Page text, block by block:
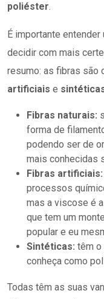
poliéster.
É importante
decidir com mais
resumo: as fibras são
artificiais e
Fibras naturais:
forma de
podendo ser de
mais conhecidas
Fibras artificiais:
processos
mas a viscose é
que tem um
popular e eu
Sintéticas: têm o
conheça como
Todas têm as suas